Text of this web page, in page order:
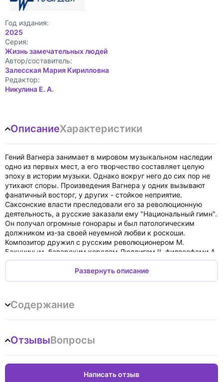
Год издания:
2025
Cерия:
Жизнь замечательных людей
Автор/составитель:
Залесская Мария Кирилловна
Редактор:
Никулина Е. А.
ОписаниеХарактеристики
Гений Вагнера занимает в мировом музыкальном наследии
одно из первых мест, а его творчество составляет целую
эпоху в истории музыки. Однако вокруг него до сих пор не
утихают споры. Произведения Вагнера у одних вызывают
фанатичный восторг, у других - стойкое неприятие.
Саксонские власти преследовали его за революционную
деятельность, а русские заказали ему "Национальный гимн".
Он получал огромные гонорары и был патологическим
должником из-за своей неуемной любви к роскоши.
Композитор дружил с русским революционером М.
Бакуниным, баварским королем Людвигом II, философами А.
Шопенгауэром и Ф. Ницше, породнился с Ф. Листом. Для
многих современников Вагнер являлся олицетворением
"разнузданности нравов", разрушителем семейных очагов,
жизни в окружении детей и собак. Вагнера называют
предтечей нацистской идеологии Третьего рейха и любимым
композитором Гитлера. Он же настаивал на том, что
стержнем его сюжетов были гуманистические идеи,
которые встречались лишь в древних мифах. После его
смерти сама его судьба превратилась в миф... 2-е издание,
исправленное.
Развернуть описание
Содержание
ОтзывыВопросы
Написать отзыв